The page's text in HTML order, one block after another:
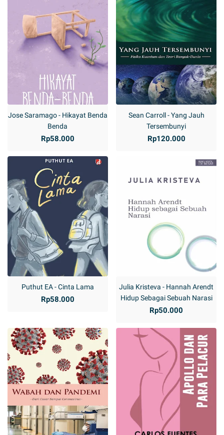
Jose Saramago - Hikayat Benda
Benda
Rp58.000
Sean Carroll - Yang Jauh
Tersembunyi
Rp120.000
Puthut EA - Cinta Lama
Rp58.000
Julia Kristeva - Hannah Arendt
Hidup Sebagai Sebuah Narasi
Rp50.000